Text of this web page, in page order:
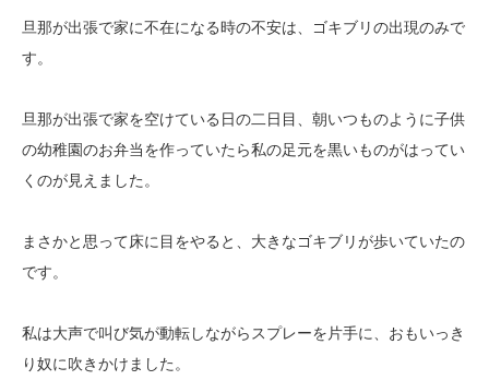
旦那が出張で家に不在になる時の不安は、ゴキブリの出現のみで
す。
旦那が出張で家を空けている日の二日目、朝いつものように子供
の幼稚園のお弁当を作っていたら私の足元を黒いものがはってい
くのが見えました。
まさかと思って床に目をやると、大きなゴキブリが歩いていたの
です。
私は大声で叫び気が動転しながらスプレーを片手に、おもいっき
り奴に吹きかけました。